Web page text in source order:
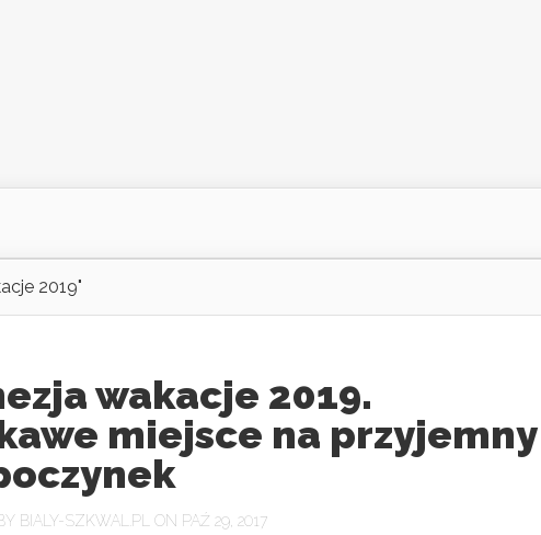
2019"
wakacje 2019.
miejsce na przyjemny
BIALY-SZKWAL.PL ON PAŹ 29, 2017